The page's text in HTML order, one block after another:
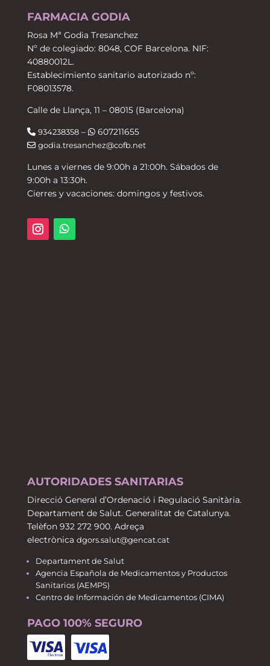
FARMACIA GODIA
Rosa Mª Godia Tresanchez
Nº de colegiado: 8048, COF Barcelona. NIF:
40880012L.
Establecimiento sanitario autorizado nº:
F08013578.
Calle de Llança, 11 – 08015 (Barcelona)
934238358– 607211655
godia.tresanchez@cofb.net
Lunes a viernes de 9:00h a 21:00h. Sábados de
9:00h a 13:30h.
Cierres y vacaciones: domingos y festivos.
AUTORIDADES SANITARIAS
Direcció General d’Ordenació i Regulació Sanitària.
Departament de Salut. Generalitat de Catalunya.
Telèfon 932 272 900. Adreça
electrònica dgors.salut@gencat.cat
Departament de Salut
Agencia Española de Medicamentos y Productos
Sanitarios (AEMPS)
Centro de Información de Medicamentos (CIMA)
PAGO 100% SEGURO